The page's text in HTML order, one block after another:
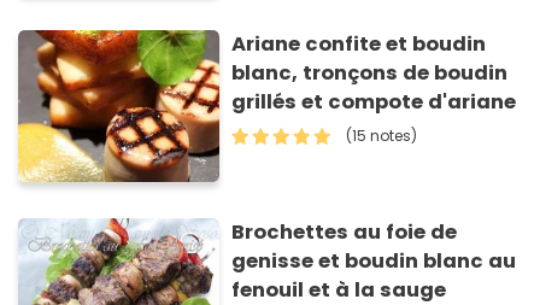
Ariane confite et boudin
blanc, tronçons de boudin
grillés et compote d'ariane
(15 notes)
Brochettes au foie de
genisse et boudin blanc au
fenouil et à la sauge